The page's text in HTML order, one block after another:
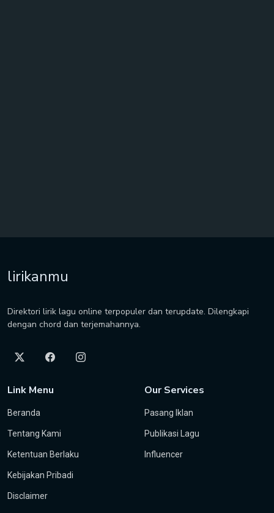
lirikanmu
Direktori lirik lagu online terpopuler dan terupdate. Dilengkapi
dengan chord dan terjemahannya.
Link Menu
Beranda
Tentang Kami
Ketentuan Berlaku
Kebijakan Pribadi
Disclaimer
Our Services
Pasang Iklan
Publikasi Lagu
Influencer